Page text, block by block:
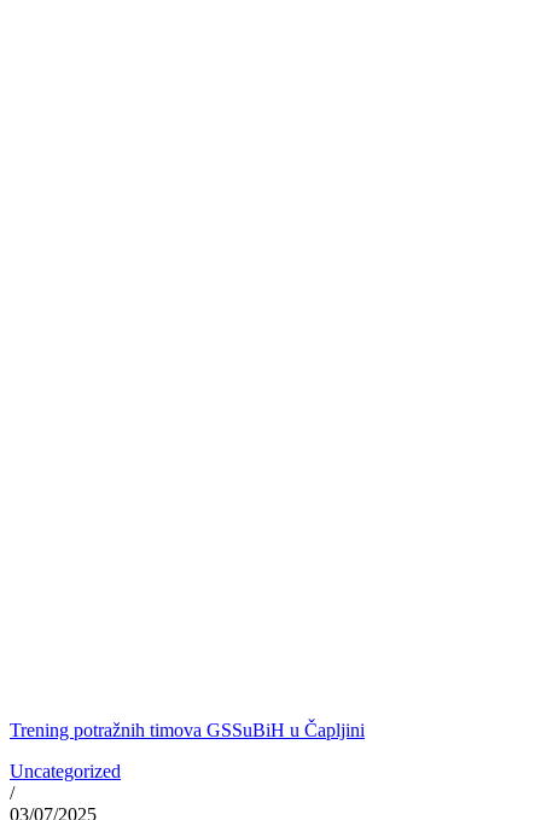
Trening potražnih timova GSSuBiH u Čapljini
Uncategorized
/
03/07/2025